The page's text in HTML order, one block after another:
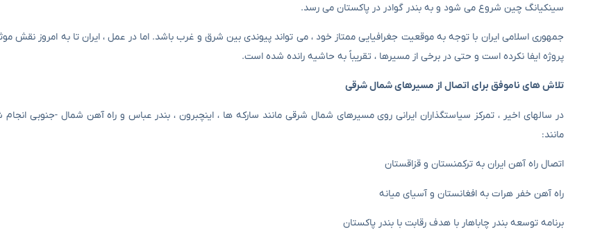
سینکیانگ چین شروع می شود و به بندر گوادر در پاکستان می رسد.
جمهوری اسلامی ایران با توجه به موقعیت جغرافیایی ممتاز خود ، می تواند پیوندی بین شرق و غرب باشد. اما در عمل ، ایران تا به امروز نقش
پروژه ایفا نکرده است و حتی در برخی از مسیرها ، تقریباً به حاشیه رانده شده است.
تلاش های ناموفق برای اتصال از مسیرهای شمال شرقی
در سالهای اخیر ، تمرکز سیاستگذاران ایرانی روی مسیرهای شمال شرقی مانند سارکه ها ، اینچبرون ، بندر عباس و راه آهن شمال -جنوبی
مانند:
اتصال راه آهن ایران به ترکمنستان و قزاقستان
راه آهن خفر هرات به افغانستان و آسیای میانه
برنامه توسعه بندر چاباهار با هدف رقابت با بندر پاکستان